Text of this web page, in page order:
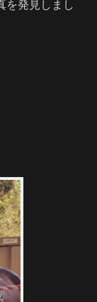
を発見しまし